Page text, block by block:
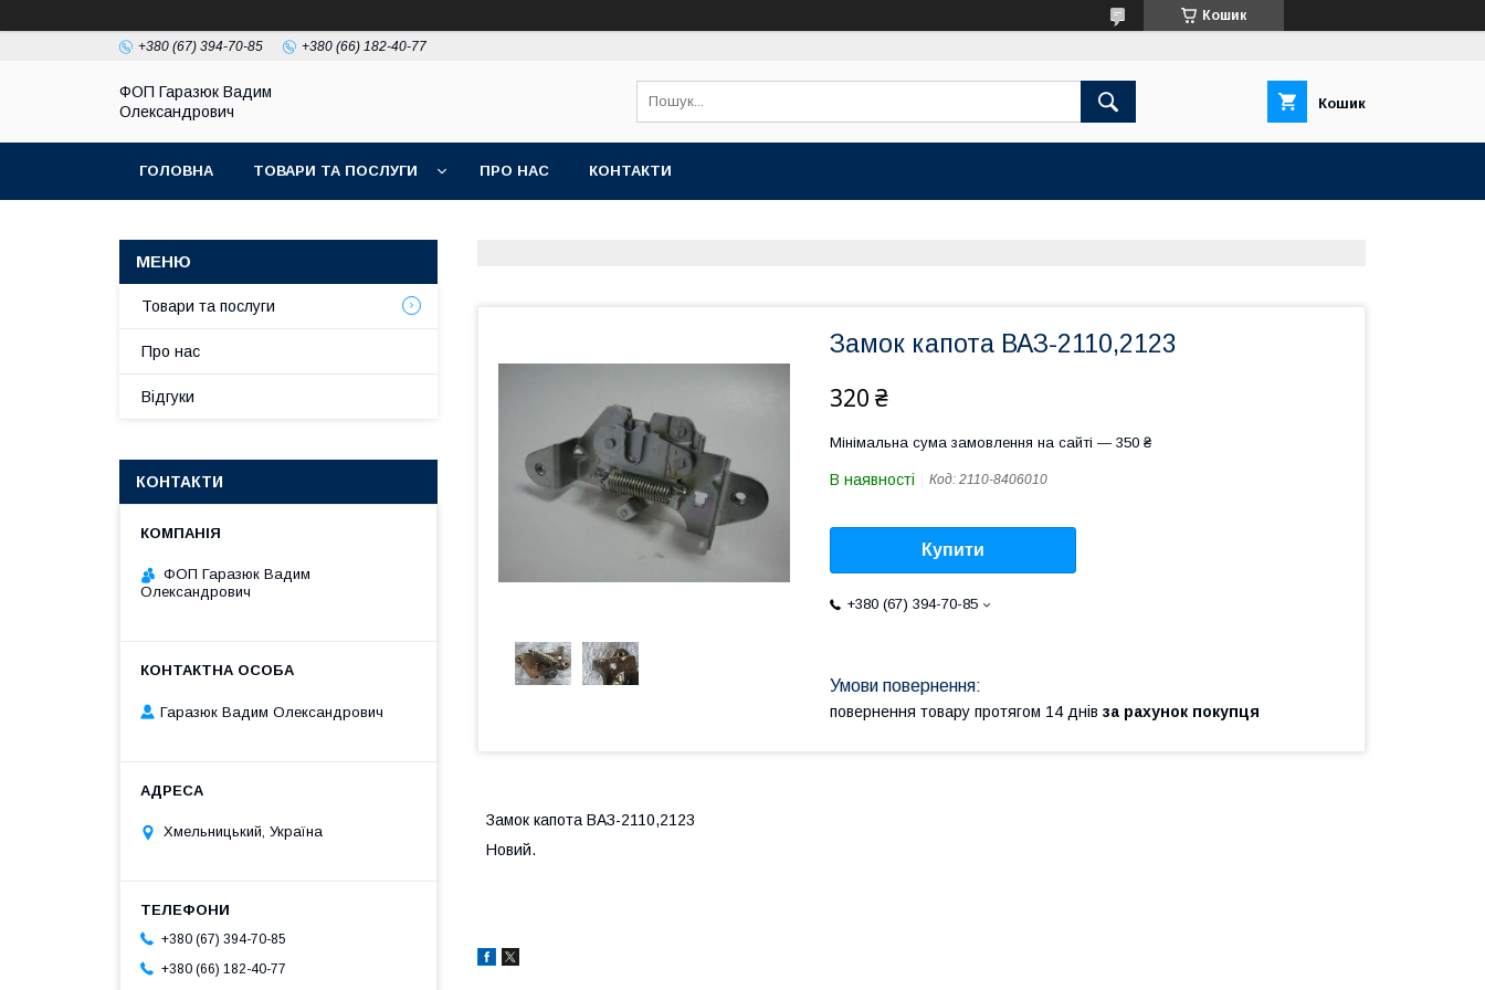
Кошик
+380 (67) 394-70-85 +380 (66) 182-40-77
ФОП Гаразюк Вадим
Олександрович
Кошик
ГОЛОВНА ТОВАРИ ТА ПОСЛУГИ ПРО НАС КОНТАКТИ
Замок капота ВАЗ-2110,2123
320 ₴
Мінімальна сума замовлення на сайті — 350 ₴
В наявності Код: 2110-8406010
Купити
+380 (67) 394-70-85
повернення товару протягом 14 днів за рахунок покупця
Замок капота ВАЗ-2110,2123
Новий.
Товари та послуги
Про нас
Відгуки
КОНТАКТИ
ФОП Гаразюк Вадим
Олександрович
Гаразюк Вадим Олександрович
Хмельницький, Україна
+380 (67) 394-70-85
+380 (66) 182-40-77